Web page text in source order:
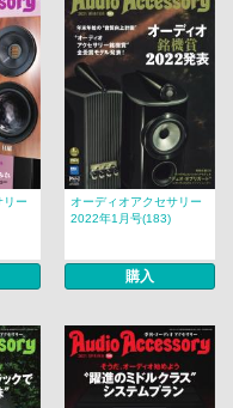
リー
オーディオアクセサリー
2022年1月号(183)
購入